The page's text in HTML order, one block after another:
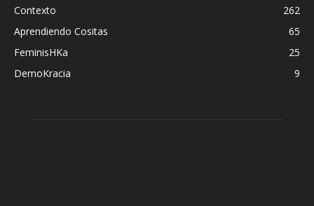
Contexto
262
Aprendiendo Cositas
65
FeminisHKa
25
DemoKracia
9